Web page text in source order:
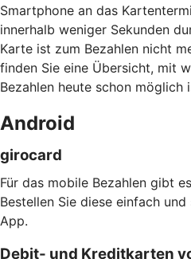
Smartphone an das
innerhalb weniger Sekunden
Karte ist zum Bezahlen nicht
finden Sie eine Übersicht, mit
Bezahlen heute schon möglich
Android
girocard
Für das mobile Bezahlen gibt
Bestellen Sie diese einfach
App.
Debit- und Kreditkarten